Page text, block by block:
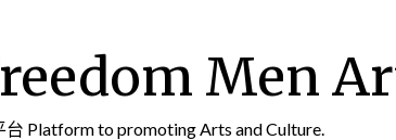
Men
Platform to promoting Arts and Culture.